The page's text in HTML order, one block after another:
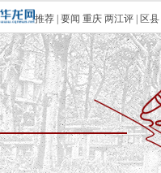
推荐 要闻 重庆 两江评 区县